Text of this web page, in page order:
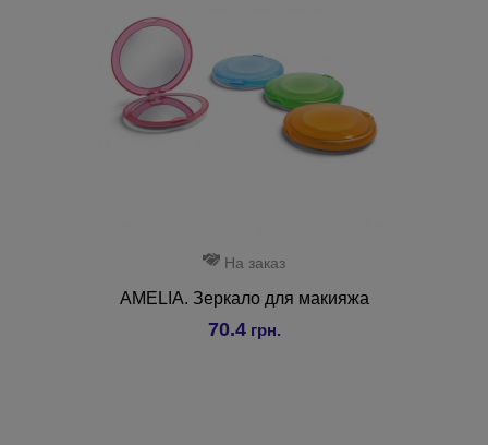
На заказ
AMELIA. Зеркало для макияжа
70.4грн.